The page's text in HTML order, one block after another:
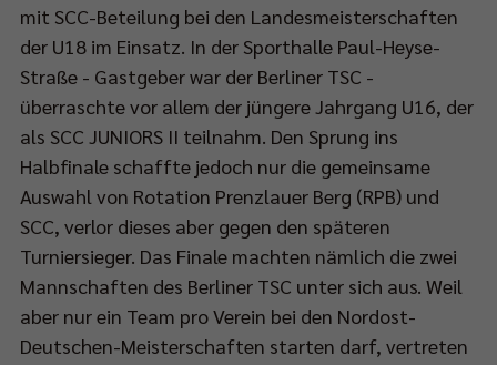
mit SCC-Beteilung bei den Landesmeisterschaften
der U18 im Einsatz. In der Sporthalle Paul-Heyse-
Straße - Gastgeber war der Berliner TSC -
überraschte vor allem der jüngere Jahrgang U16, der
als SCC JUNIORS II teilnahm. Den Sprung ins
Halbfinale schaffte jedoch nur die gemeinsame
Auswahl von Rotation Prenzlauer Berg (RPB) und
SCC, verlor dieses aber gegen den späteren
Turniersieger. Das Finale machten nämlich die zwei
Mannschaften des Berliner TSC unter sich aus. Weil
aber nur ein Team pro Verein bei den Nordost-
Deutschen-Meisterschaften starten darf, vertreten